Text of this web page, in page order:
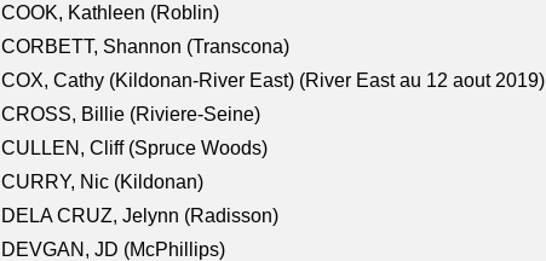
COOK, Kathleen (Roblin)
CORBETT, Shannon (Transcona)
COX, Cathy (Kildonan-River East) (River East au 12 aout 2019)
CROSS, Billie (Riviere-Seine)
CULLEN, Cliff (Spruce Woods)
CURRY, Nic (Kildonan)
DELA CRUZ, Jelynn (Radisson)
DEVGAN, JD (McPhillips)